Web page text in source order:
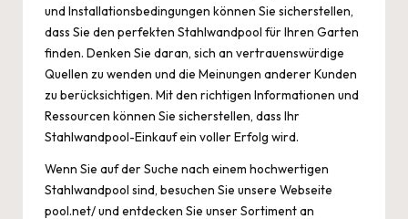
und Installationsbedingungen können Sie sicherstellen,
dass Sie den perfekten Stahlwandpool für Ihren Garten
finden. Denken Sie daran, sich an vertrauenswürdige
Quellen zu wenden und die Meinungen anderer Kunden
zu berücksichtigen. Mit den richtigen Informationen und
Ressourcen können Sie sicherstellen, dass Ihr
Stahlwandpool-Einkauf ein voller Erfolg wird.
Wenn Sie auf der Suche nach einem hochwertigen
Stahlwandpool sind, besuchen Sie unsere Webseite
pool.net/und entdecken Sie unser Sortiment an